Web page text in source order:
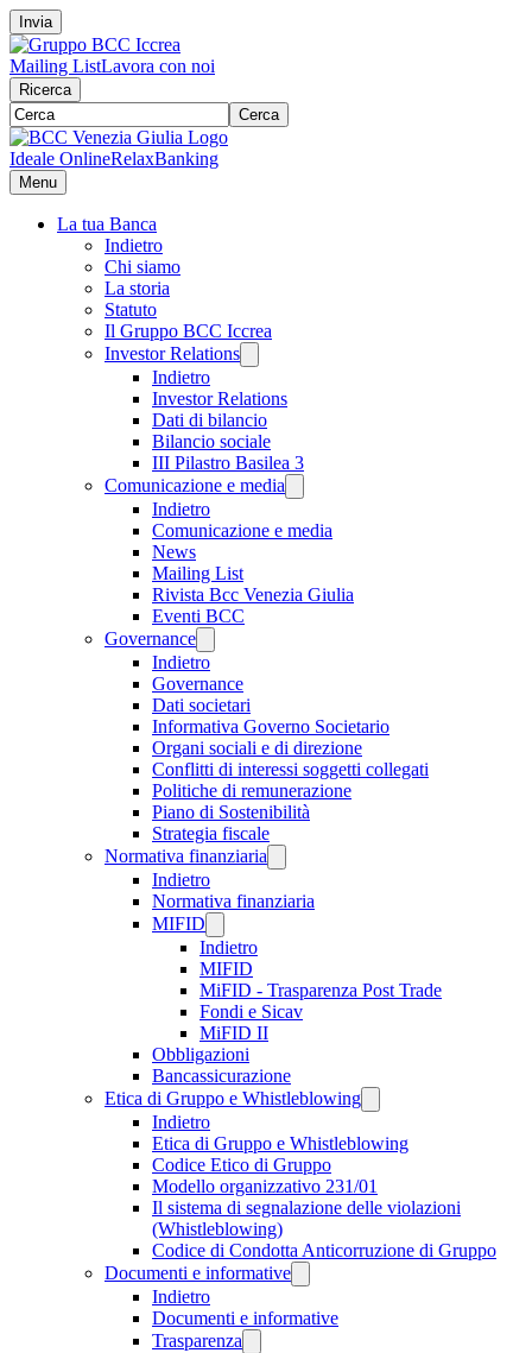
Invia
Mailing ListLavora con noi
Ricerca
Cerca
Ideale OnlineRelaxBanking
Menu
La tua Banca
Indietro
Chi siamo
La storia
Statuto
Il Gruppo BCC Iccrea
Investor Relations
Indietro
Investor Relations
Dati di bilancio
Bilancio sociale
III Pilastro Basilea 3
Comunicazione e media
Indietro
Comunicazione e media
News
Mailing List
Rivista Bcc Venezia Giulia
Eventi BCC
Governance
Indietro
Governance
Dati societari
Informativa Governo Societario
Organi sociali e di direzione
Conflitti di interessi soggetti collegati
Politiche di remunerazione
Piano di Sostenibilità
Strategia fiscale
Normativa finanziaria
Indietro
Normativa finanziaria
MIFID
Indietro
MIFID
MiFID - Trasparenza Post Trade
Fondi e Sicav
MiFID II
Obbligazioni
Bancassicurazione
Etica di Gruppo e Whistleblowing
Indietro
Etica di Gruppo e Whistleblowing
Codice Etico di Gruppo
Modello organizzativo 231/01
Il sistema di segnalazione delle violazioni
(Whistleblowing)
Codice di Condotta Anticorruzione di Gruppo
Documenti e informative
Indietro
Documenti e informative
Trasparenza